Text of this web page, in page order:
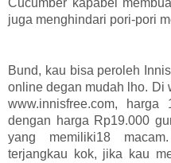
Cucumber kapabel
juga menghindari pori-pori
Bund, kau bisa peroleh
online degan mudah lho. Di
www.innisfree.com,
dengan harga Rp19.000
yang memiliki18
terjangkau kok, jika kau